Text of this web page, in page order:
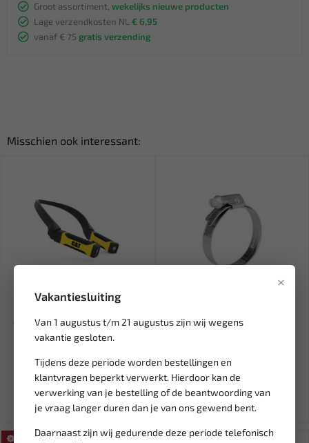
×
Vakantiesluiting
Van 1 augustus t/m 21 augustus zijn wij wegens
vakantie gesloten.
Tijdens deze periode worden bestellingen en
klantvragen beperkt verwerkt. Hierdoor kan de
verwerking van je bestelling of de beantwoording van
je vraag langer duren dan je van ons gewend bent.
Daarnaast zijn wij gedurende deze periode telefonisch
Groot assortiment, wekelijks nieuwe producten
Lage verzendkosten NL € 6,95
vanaf € 75 gratis verzending
Misschien ook interessant:
Leverbaar
CAT LED Neklamp 300 Lumen
oplaadbaar CT7105
98,01
Ex. btw: € 81,00
NORMA Slangklem TORRO
4,31
Ex. btw: € 3,56
SALE!